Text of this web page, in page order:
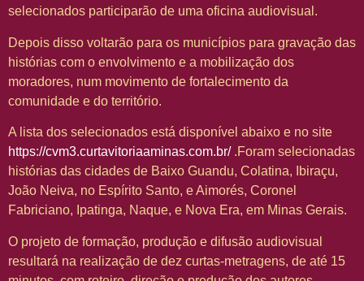
selecionados participarão de uma oficina audiovisual.
Depois disso voltarão para os municípios para gravação das
histórias com o envolvimento e a mobilização dos
moradores, num movimento de fortalecimento da
comunidade e do território.
A lista dos selecionados está disponível abaixo e no site
https://cvm3.curtavitoriaaminas.com.br/ .Foram selecionadas
histórias das cidades de Baixo Guandu, Colatina, Ibiraçu,
João Neiva, no Espírito Santo, e Aimorés, Coronel
Fabriciano, Ipatinga, Naque, e Nova Era, em Minas Gerais.
O projeto de formação, produção e difusão audiovisual
resultará na realização de dez curtas-metragens, de até 15